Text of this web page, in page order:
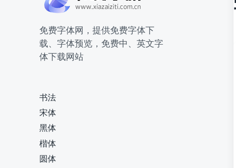
免费字体网，提供免费字体下
载、字体预览，免费中、英文字
体下载网站
书法
宋体
黑体
楷体
圆体